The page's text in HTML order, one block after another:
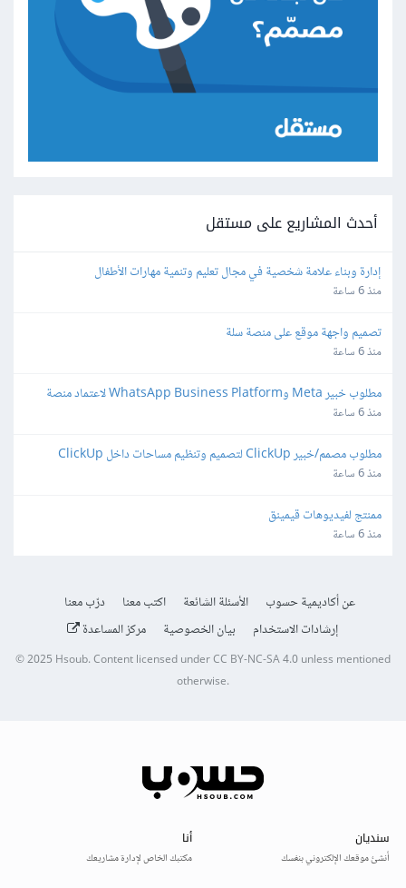
أحدث المشاريع على مستقل
إدارة وبناء علامة شخصية في مجال تعليم وتنمية مهارات الأطفال
منذ 6 ساعة
تصميم واجهة موقع على منصة سلة
منذ 6 ساعة
واتساب
منذ 6 ساعة
مطلوب مصمم/خبير ClickUp لتصميم وتنظيم مساحات داخل ClickUp
منذ 6 ساعة
ممنتج لفيديوهات قيمينق
منذ 6 ساعة
عن أكاديمية حسوب الأسئلة الشائعة اكتب معنا
درّب معنا
إرشادات الاستخدام
بيان الخصوصية مركز المساعدة
© 2025 Hsoub.Content licensed underCC BY-NC-SA 4.0unless mentioned
otherwise.